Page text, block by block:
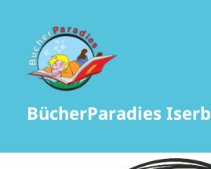
BücherParadies